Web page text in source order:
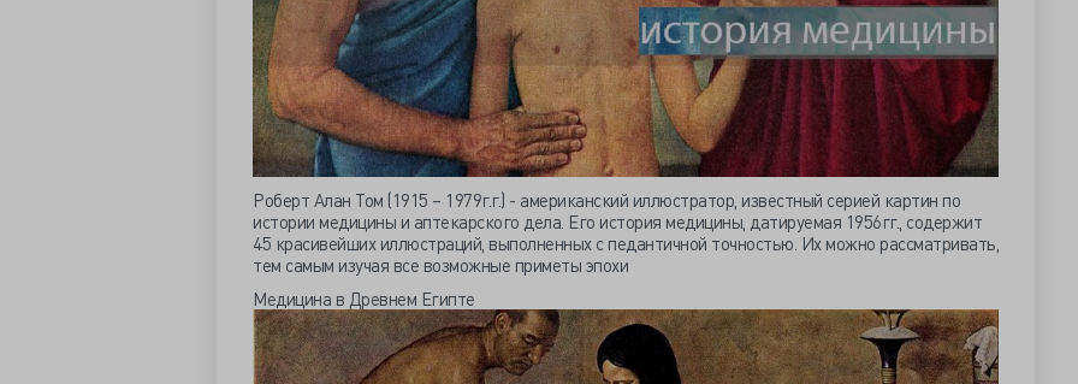
Роберт Алан Том (1915 – 1979г.г.) - американский иллюстратор, известный серией картин по
истории медицины и аптекарского дела. Его история медицины, датируемая 1956гг., содержит
45 красивейших иллюстраций, выполненных с педантичной точностью. Их можно рассматривать,
тем самым изучая все возможные приметы эпохи
Медицина в Древнем Египте